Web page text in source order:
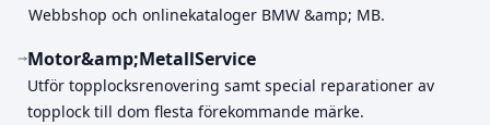
Webbshop och onlinekataloger BMW &amp; MB.
Motor&amp;MetallService
Utför topplocksrenovering samt special reparationer av
topplock till dom flesta förekommande märke.